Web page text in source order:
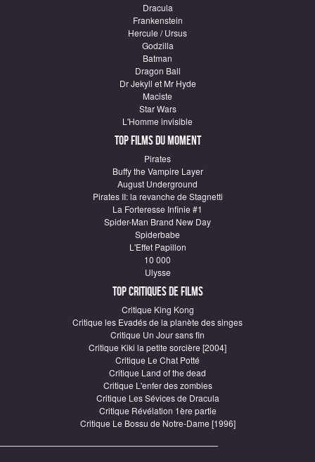
Dracula
Frankenstein
Hercule / Ursus
Godzilla
Batman
Dragon Ball
Dr Jekyll et Mr Hyde
Maciste
Star Wars
L'Homme invisible
Top Films du moment
Pirates
Buffy the Vampire Layer
August Underground
Pirates II: la revanche de Stagnetti
La Forteresse Infinie #1
Spider-Man Brand New Day
Spiderbabe
L'Effet Papillon
10 000
Ulysse
Top critiques de Films
Critique King Kong
Critique les Evadés de la planète des singes
Critique Un Jour sans fin
Critique Kiki la petite sorcière [2004]
Critique Le Chat Potté
Critique Land of the dead
Critique L'enfer des zombies
Critique Les Sévices de Dracula
Critique Révélation 1ère partie
Critique Le Bossu de Notre-Dame [1996]